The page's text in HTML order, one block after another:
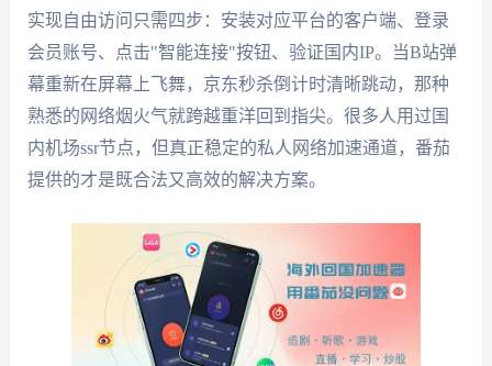
实现自由访问只需四步：安装对应平台的客户端、登录
会员账号、点击"智能连接"按钮、验证国内IP。当B站弹
幕重新在屏幕上飞舞，京东秒杀倒计时清晰跳动，那种
熟悉的网络烟火气就跨越重洋回到指尖。很多人用过国
内机场ssr节点，但真正稳定的私人网络加速通道，番茄
提供的才是既合法又高效的解决方案。